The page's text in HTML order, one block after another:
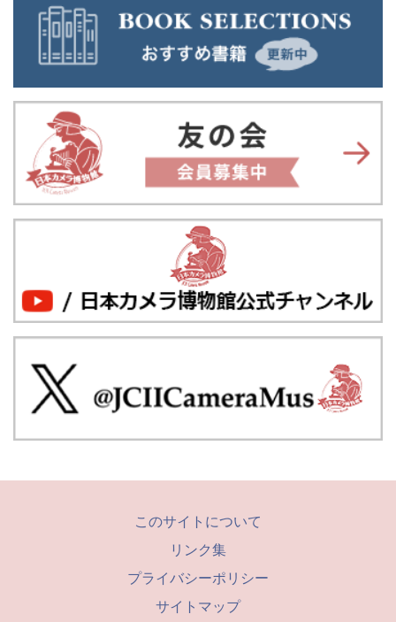
このサイトについて
リンク集
プライバシーポリシー
サイトマップ